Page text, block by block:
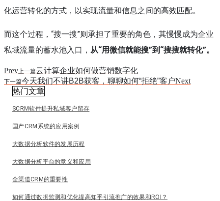
化运营转化的方式，以实现流量和信息之间的高效匹配。
而这个过程，“搜一搜”则承担了重要的角色，其慢慢成为企业
私域流量的蓄水池入口， 从“用微信就能搜”到“搜搜就转化”。
Prev上一篇云计算企业如何做营销数字化
下一篇今天我们不讲B2B获客，聊聊如何“拒绝”客户Next
热门文章
SCRM软件提升私域客户留存
国产CRM系统的应用案例
大数据分析软件的发展历程
大数据分析平台的意义和应用
全渠道CRM的重要性
如何通过数据监测和优化提高知乎引流推广的效果和ROI？